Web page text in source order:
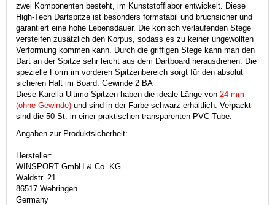
zwei Komponenten besteht, im Kunststofflabor entwickelt. Diese
High-Tech Dartspitze ist besonders formstabil und bruchsicher und
garantiert eine hohe Lebensdauer. Die konisch verlaufenden Stege
versteifen zusätzlich den Korpus, sodass es zu keiner ungewollten
Verformung kommen kann. Durch die griffigen Stege kann man den
Dart an der Spitze sehr leicht aus dem Dartboard herausdrehen. Die
spezielle Form im vorderen Spitzenbereich sorgt für den absolut
sicheren Halt im Board. Gewinde 2 BA
Diese Karella Ultimo Spitzen haben die ideale Länge von 24 mm
(ohne Gewinde) und sind in der Farbe schwarz erhältlich. Verpackt
sind die 50 St. in einer praktischen transparenten PVC-Tube.
Angaben zur Produktsicherheit:
Hersteller:
WINSPORT GmbH & Co. KG
Waldstr. 21
86517 Wehringen
Germany